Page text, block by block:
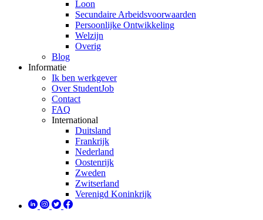
Loon
Secundaire Arbeidsvoorwaarden
Persoonlijke Ontwikkeling
Welzijn
Overig
Blog
Informatie
Ik ben werkgever
Over StudentJob
Contact
FAQ
International
Duitsland
Frankrijk
Nederland
Oostenrijk
Zweden
Zwitserland
Verenigd Koninkrijk